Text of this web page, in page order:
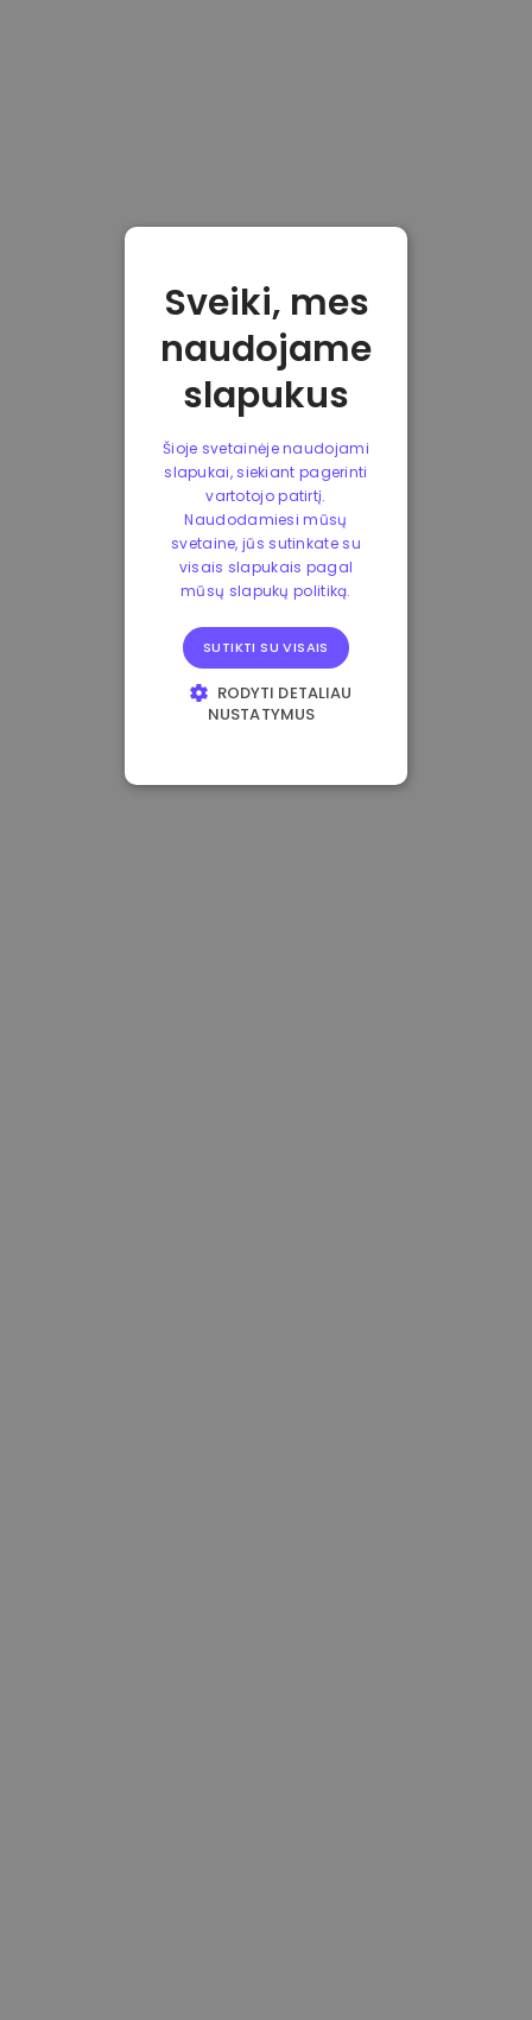
Sveiki, mes
naudojame
slapukus
Šioje svetainėje naudojami
slapukai, siekiant pagerinti
vartotojo patirtį.
Naudodamiesi mūsų
svetaine, jūs sutinkate su
visais slapukais pagal
mūsų slapukų politiką.
SUTIKTI SU VISAIS
RODYTI DETALIAU
NUSTATYMUS